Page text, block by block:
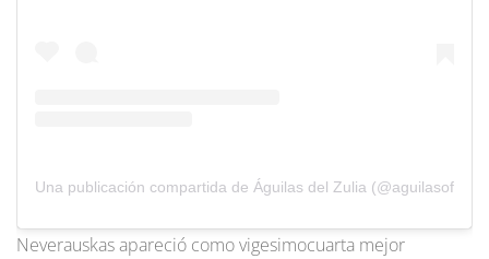
Una publicación compartida de Águilas del Zulia (@aguilasoficial)
Neverauskas apareció como vigesimocuarta mejor